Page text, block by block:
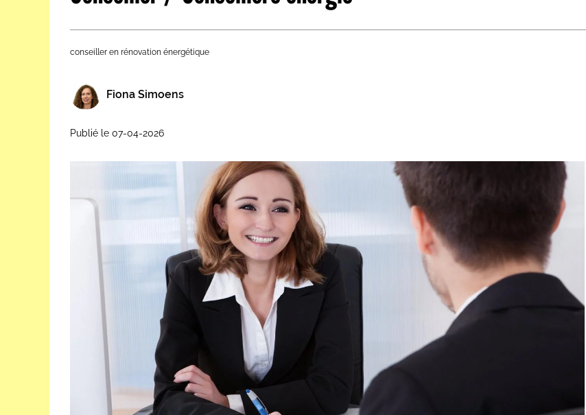
Avec nos focus diplômes
Apprendre autrement
Avec nos focus métiers
conseiller en rénovation énergétique
Fiona Simoens
Publié le 07-04-2026